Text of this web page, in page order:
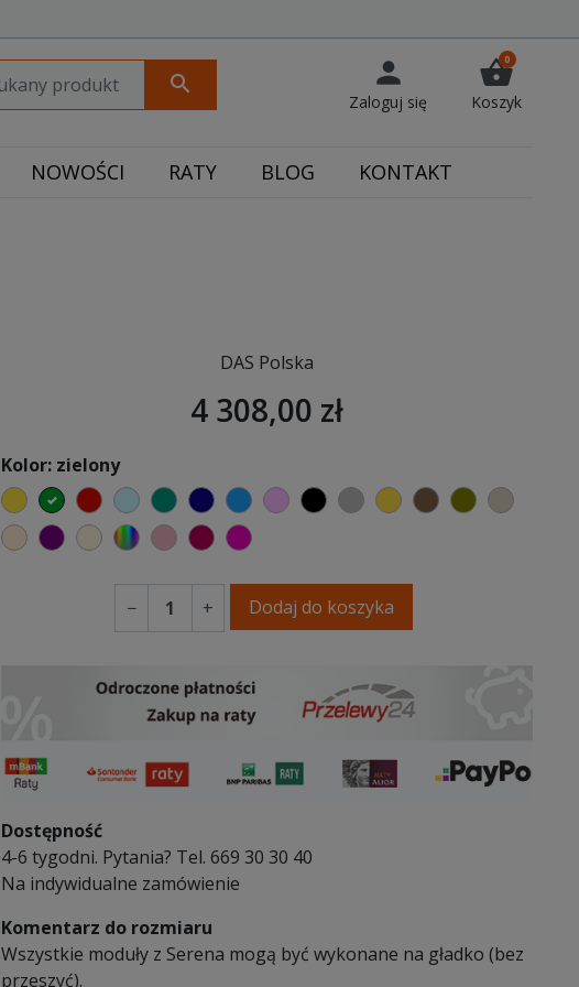
search person
Zaloguj się
shopping_basket
0
Koszyk
NOWOŚCI RATY BLOG KONTAKT
DAS Polska
4 308,00 zł
Kolor: zielony
żółtyzielonyczerwony
błękitnyturkusowy
granatowy
niebieski
różowyczarnyszarymusztardowy
brązowyoliwkowybeżowy
ciepły kremowy
fioletowa purpura
ecru beżowy
wybór koloru
brudny róż
burgund
fuksja
− + Dodaj do koszyka
Dostępność
4-6 tygodni. Pytania? Tel. 669 30 30 40
Na indywidualne zamówienie
Komentarz do rozmiaru
Wszystkie moduły z Serena mogą być wykonane na gładko (bez
przeszyć).